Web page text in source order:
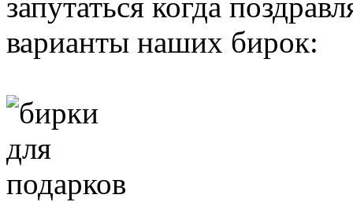
варианты наших бирок: